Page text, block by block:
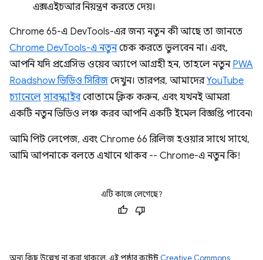
এক্সএইচআর নিয়ন্ত্রণ করতে দেয়।
Chrome 65-এ DevTools-এর জন্য নতুন কী আছে তা জানতে
Chrome DevTools-এ নতুনচেক করতে ভুলবেন না। এবং,
আপনি যদি প্রগ্রেসিভ ওয়েব অ্যাপে আগ্রহী হন, তাহলে নতুন PWA
Roadshow ভিডিও সিরিজ দেখুন। তারপর, আমাদেরYouTube
চ্যানেলে সাবস্ক্রাইববোতামে ক্লিক করুন, এবং যখনই আমরা
একটি নতুন ভিডিও লঞ্চ করব আপনি একটি ইমেল বিজ্ঞপ্তি পাবেন৷
আমি পিট লেপেজ, এবং Chrome 66 রিলিজ হওয়ার সাথে সাথে,
আমি আপনাকে বলতে এখানে থাকব -- Chrome-এ নতুন কি!
এটি কাজে লেগেছে?
অন্য কিছু উল্লেখ না করা থাকলে, এই পৃষ্ঠার কন্টেন্ট Creative Commons